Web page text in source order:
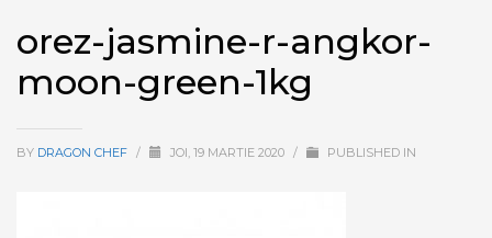
orez-jasmine-r-angkor-
moon-green-1kg
BY DRAGON CHEF / JOI, 19 MARTIE 2020 / PUBLISHED IN